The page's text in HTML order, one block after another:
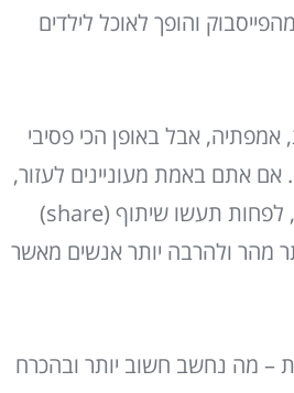
והופך לאוכל לילדים
אבל באופן הכי פסיבי
. אם אתם באמת מעוניינים לעזור,
או לקדם אג'נדה כלשהי, ועדיין אין לכם כוח או חשק לקום מהספה, לפחות תעשו שיתוף (share)
מהר ולהרבה יותר אנשים מאשר
– מה נחשב חשוב יותר ובהכרח